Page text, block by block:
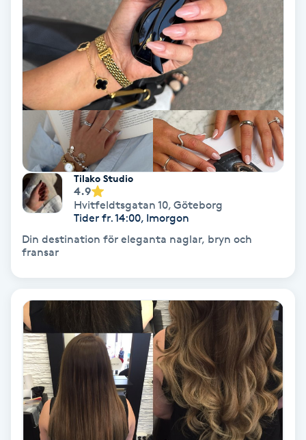
Naglar borttagning
Naglar reparation
Naprapati
Navelpiercing
NBE-massage
Ny frisyr
Olaplexbehandling
Ombre
Ombre brows
Ombre naglar
Tilako Studio
4.9
Hvitfeldtsgatan 10, Göteborg
Tider fr. 14:00, Imorgon
Din destination för eleganta naglar, bryn och
fransar